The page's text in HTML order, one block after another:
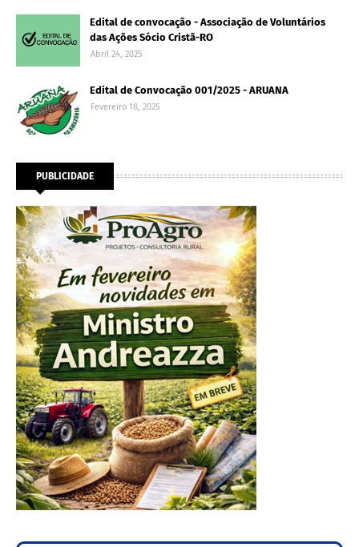
Edital de convocação - Associação de Voluntários
das Ações Sócio Cristã-RO
Abril 24, 2025
Edital de Convocação 001/2025 - ARUANA
Fevereiro 18, 2025
PUBLICIDADE